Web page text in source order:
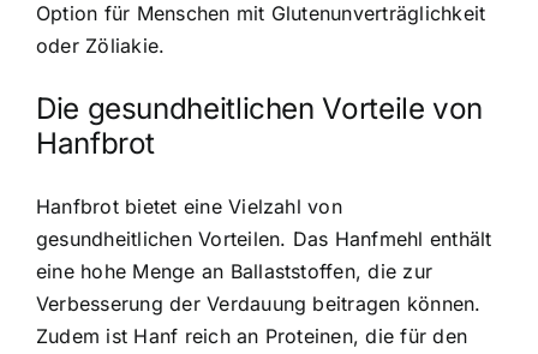
Option für Menschen mit Glutenunverträglichkeit
oder Zöliakie.
Die gesundheitlichen Vorteile von
Hanfbrot
Hanfbrot bietet eine Vielzahl von
gesundheitlichen Vorteilen. Das Hanfmehl enthält
eine hohe Menge an Ballaststoffen, die zur
Verbesserung der Verdauung beitragen können.
Zudem ist Hanf reich an Proteinen, die für den